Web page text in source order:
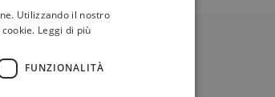
Utilizzando il nostro
Leggi di più
FUNZIONALITÀ